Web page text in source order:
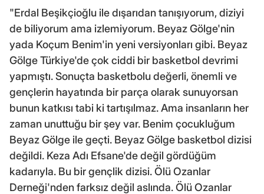
"Erdal Beşikçioğlu ile dışarıdan tanışıyorum, diziyi
de biliyorum ama izlemiyorum. Beyaz Gölge'nin
yada Koçum Benim'in yeni versiyonları gibi. Beyaz
Gölge Türkiye'de çok ciddi bir basketbol devrimi
yapmıştı. Sonuçta basketbolu değerli, önemli ve
gençlerin hayatında bir parça olarak sunuyorsan
bunun katkısı tabi ki tartışılmaz. Ama insanların her
zaman unuttuğu bir şey var. Benim çocukluğum
Beyaz Gölge ile geçti. Beyaz Gölge basketbol dizisi
değildi. Keza Adı Efsane'de değil gördüğüm
kadarıyla. Bu bir gençlik dizisi. Ölü Ozanlar
Derneği'nden farksız değil aslında. Ölü Ozanlar